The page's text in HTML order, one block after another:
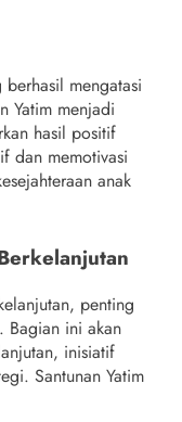
mengatasi
Yatim menjadi
hasil positif
dan memotivasi
anak
penting
Bagian ini akan
inisiatif
Santunan Yatim